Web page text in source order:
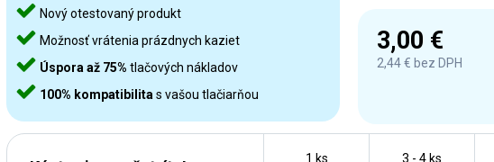
Nový otestovaný produkt
Možnosť vrátenia prázdnych kaziet
Úspora až 75% tlačových nákladov
100% kompatibilita s vašou tlačiarňou
3,00 €
2,44 € bez DPH
3 - 4 ks
1 ks